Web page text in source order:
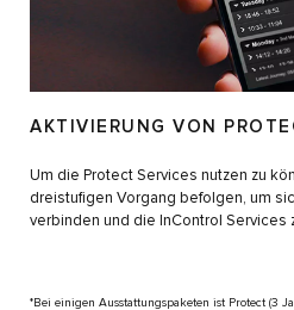
AKTIVIERUNG VON
Um die Protect Services nutzen zu
dreistufigen Vorgang befolgen, um
verbinden und die InControl Services
*Bei einigen Ausstattungspaketen ist Protect (3